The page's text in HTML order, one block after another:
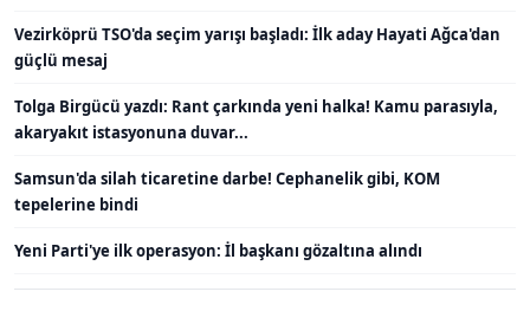
Vezirköprü TSO'da seçim yarışı başladı: İlk aday Hayati Ağca'dan
güçlü mesaj
Tolga Birgücü yazdı: Rant çarkında yeni halka! Kamu parasıyla,
akaryakıt istasyonuna duvar...
Samsun'da silah ticaretine darbe! Cephanelik gibi, KOM
tepelerine bindi
Yeni Parti'ye ilk operasyon: İl başkanı gözaltına alındı